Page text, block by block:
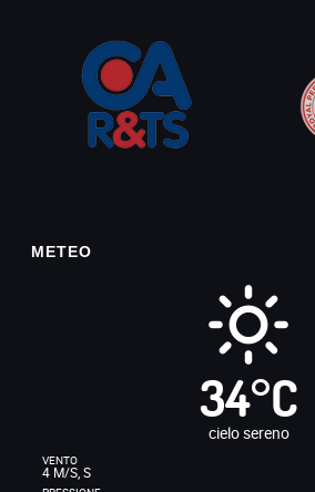
METEO
34°C
cielo sereno
VENTO
4 M/S, S